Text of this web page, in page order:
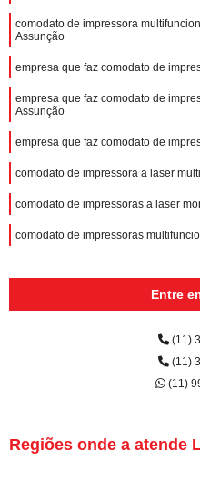
comodato de impressora
Assunção
empresa que faz comodato de
empresa que faz comodato de
Assunção
empresa que faz comodato de
comodato de impressora a laser
comodato de impressoras a laser
comodato de impressoras
Entre
(11)
(11)
(11)
Regiões onde a atende